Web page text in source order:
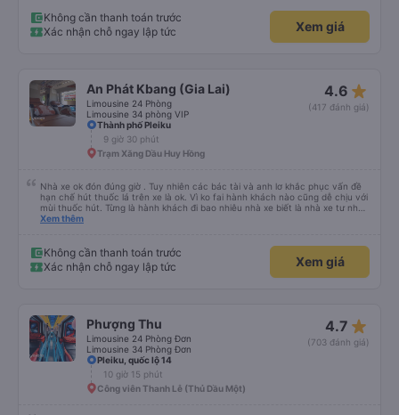
Chúng tôi cũng sẽ viết bài trên các nền tảng về trải nghiệm của tôi cả về
Dalat lẫn vé xe rẻ. Xin cảm ơn.
Không cần thanh toán trước
Xác nhận chỗ ngay lập tức
Xem giá
An Phát Kbang (Gia Lai)
Limousine 24 Phòng
Limousine 34 phòng VIP
4.6 star_rate
(417 đánh giá)
Thành phố Pleiku
9 giờ 30 phút
Trạm Xăng Dầu Huy Hồng
Nhà xe ok đón đúng giờ . Tuy nhiên các bác tài và anh lơ khắc phục vấn đề
hạn chế hút thuốc lá trên xe là ok. Vì ko fai hành khách nào cũng dễ chịu với
mùi thuốc hút. Từng là hành khách đi bao nhiêu nhà xe biết là nhà xe tư nhân
, nhưng hãy theo cách vận hành của Phương Trang Busline, từ tổng đài cho
Xem thêm
Không cần thanh toán trước
Xác nhận chỗ ngay lập tức
Xem giá
Phượng Thu
Limousine 24 Phòng Đơn
Limousine 34 Phòng Đơn
4.7 star_rate
(703 đánh giá)
Pleiku, quốc lộ 14
10 giờ 15 phút
Công viên Thanh Lễ (Thủ Dầu Một)